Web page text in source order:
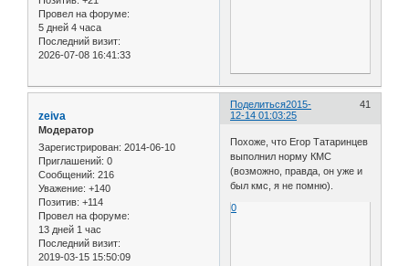
Провел на форуме:
5 дней 4 часа
Последний визит:
2026-07-08 16:41:33
Поделиться 41
2015-
12-14 01:03:25
zeiva
Модератор
Зарегистрирован: 2014-06-10
Приглашений: 0
Сообщений: 216
Уважение: +140
Позитив: +114
Провел на форуме:
13 дней 1 час
Последний визит:
2019-03-15 15:50:09
Похоже, что Егор Татаринцев
выполнил норму КМС
(возможно, правда, он уже и
был кмс, я не помню).
0